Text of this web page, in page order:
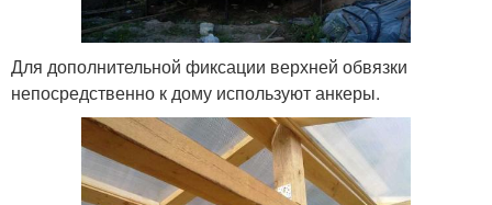
Для дополнительной фиксации верхней обвязки
непосредственно к дому используют анкеры.